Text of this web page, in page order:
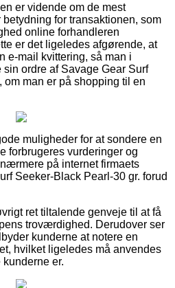
er vidende om de mest
for transaktionen, som
online forhandleren
er det ligeledes afgørende, at
e-mail kvittering, så man i
ordre af Savage Gear Surf
om man er på shopping til en
muligheder for at sondere en
forbrugeres vurderinger og
på internet firmaets
Seeker-Black Pearl-30 gr. forud
ret tiltalende genveje til at få
troværdighed. Derudover ser
kunderne at notere en
hvilket ligeledes må anvendes
er.